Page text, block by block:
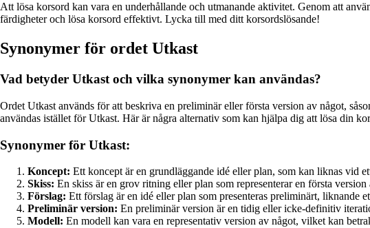
Att lösa korsord kan vara en underhållande och utmanande aktivitet. Genom att
färdigheter och lösa korsord effektivt. Lycka till med ditt korsordslösande!
Synonymer för ordet Utkast
Vad betyder Utkast och vilka synonymer kan användas?
Ordet Utkast används för att beskriva en preliminär eller första version av något,
användas istället för Utkast. Här är några alternativ som kan hjälpa dig att lösa din
Synonymer för Utkast:
Koncept: Ett koncept är en grundläggande idé eller plan, som kan liknas vid
Skiss: En skiss är en grov ritning eller plan som representerar en första version
Förslag: Ett förslag är en idé eller plan som presenteras preliminärt, liknande
Preliminär version: En preliminär version är en tidig eller icke-definitiv
Modell: En modell kan vara en representativ version av något, vilket kan